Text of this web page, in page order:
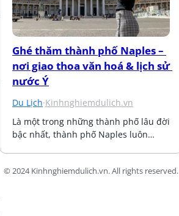
Ghé thăm thành phố Naples –
nơi giao thoa văn hoá & lịch sử
nước Ý
Du Lịch·Kinhnghiemdulich.vn
Là một trong những thành phố lâu đời
bậc nhất, thành phố Naples luôn…
© 2024 Kinhnghiemdulich.vn. All rights reserved.